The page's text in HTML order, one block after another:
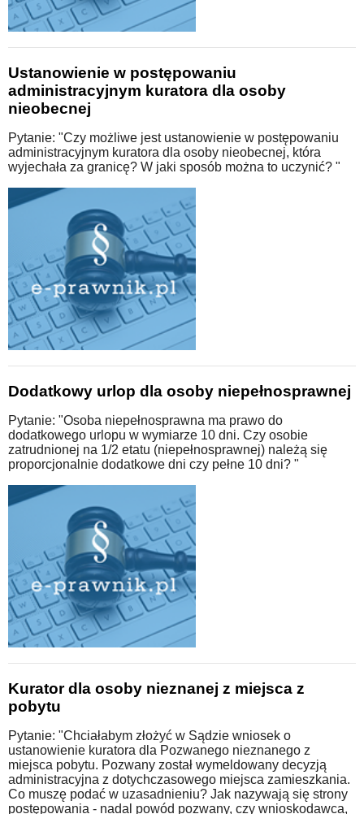
Ustanowienie w postępowaniu
administracyjnym kuratora dla osoby
nieobecnej
Pytanie: "Czy możliwe jest ustanowienie w postępowaniu
administracyjnym kuratora dla osoby nieobecnej, która
wyjechała za granicę? W jaki sposób można to uczynić? "
Dodatkowy urlop dla osoby niepełnosprawnej
Pytanie: "Osoba niepełnosprawna ma prawo do
dodatkowego urlopu w wymiarze 10 dni. Czy osobie
zatrudnionej na 1/2 etatu (niepełnosprawnej) należą się
proporcjonalnie dodatkowe dni czy pełne 10 dni? "
Kurator dla osoby nieznanej z miejsca z
pobytu
Pytanie: "Chciałabym złożyć w Sądzie wniosek o
ustanowienie kuratora dla Pozwanego nieznanego z
miejsca pobytu. Pozwany został wymeldowany decyzją
administracyjna z dotychczasowego miejsca zamieszkania.
Co muszę podać w uzasadnieniu? Jak nazywają się strony
postępowania - nadal powód pozwany, czy wnioskodawca,